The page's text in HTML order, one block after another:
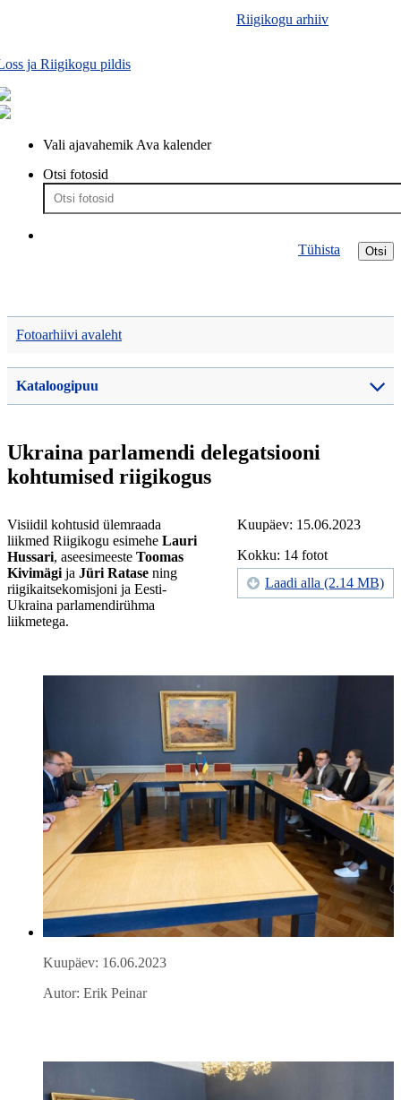
Riigikogu arhiiv
ja Riigikogu pildis
Vali ajavahemik Ava kalender
Otsi fotosid
Otsi
Tühista
Fotoarhiivi avaleht
Kataloogipuu
Ukraina parlamendi delegatsiooni
kohtumised riigikogus
Kuupäev: 15.06.2023
Kokku: 14 fotot
Laadi alla (2.14 MB)
Visiidil kohtusid ülemraada
liikmed Riigikogu esimehe Lauri
Hussari, aseesimeeste Toomas
Kivimägi ja Jüri Ratase ning
riigikaitsekomisjoni ja Eesti-
Ukraina parlamendirühma
liikmetega.
Kuupäev: 16.06.2023
Autor: Erik Peinar